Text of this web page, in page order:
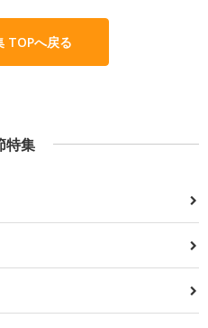
TOPへ戻る
特集